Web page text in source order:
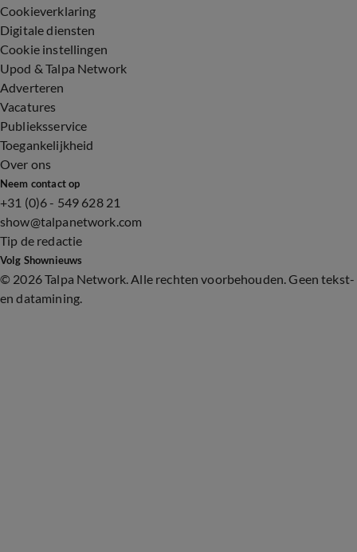
Cookieverklaring
Digitale diensten
Cookie instellingen
Upod & Talpa Network
Adverteren
Vacatures
Publieksservice
Toegankelijkheid
Over ons
Neem contact op
+31 (0)6 - 549 628 21
show@talpanetwork.com
Tip de redactie
Volg Shownieuws
© 2026 Talpa Network. Alle rechten voorbehouden. Geen tekst-
en datamining.